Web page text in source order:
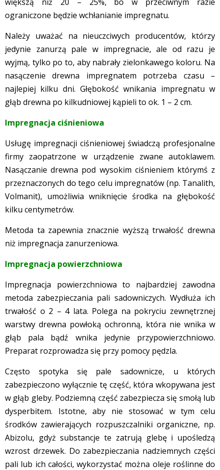
ograniczone będzie wchłanianie impregnatu.
Należy uważać na nieuczciwych producentów, którzy
jedynie zanurzą pale w impregnacie, ale od razu je
wyjmą, tylko po to, aby nabrały zielonkawego koloru. Na
nasączenie drewna impregnatem potrzeba czasu –
najlepiej kilku dni. Głębokość wnikania impregnatu w
głąb drewna po kilkudniowej kąpieli to ok. 1 – 2 cm.
Impregnacja ciśnieniowa
Usługę impregnacji ciśnieniowej świadczą profesjonalne
firmy zaopatrzone w urządzenie zwane autoklawem.
Nasączanie drewna pod wysokim ciśnieniem którymś z
przeznaczonych do tego celu impregnatów (np. Tanalith,
Volmanit), umożliwia wniknięcie środka na głębokość
kilku centymetrów.
Metoda ta zapewnia znacznie wyższą trwałość drewna
niż impregnacja zanurzeniowa.
Impregnacja powierzchniowa
Impregnacja powierzchniowa to najbardziej zawodna
metoda zabezpieczania pali sadowniczych. Wydłuża ich
trwałość o 2 – 4 lata. Polega na pokryciu zewnętrznej
warstwy drewna powłoką ochronną, która nie wnika w
głąb pala bądź wnika jedynie przypowierzchniowo.
Preparat rozprowadza się przy pomocy pędzla.
Często spotyka się pale sadownicze, u których
zabezpieczono wyłącznie tę część, która wkopywana jest
w głąb gleby. Podziemną część zabezpiecza się smołą lub
dysperbitem. Istotne, aby nie stosować w tym celu
środków zawierających rozpuszczalniki organiczne, np.
Abizolu, gdyż substancje te zatrują glebę i upośledzą
wzrost drzewek. Do zabezpieczania nadziemnych części
pali lub ich całości, wykorzystać można oleje roślinne do